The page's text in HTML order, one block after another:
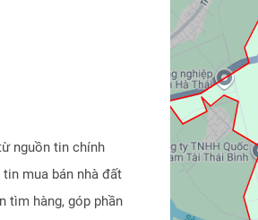
nguồn tin chính
mua bán nhà đất
tìm hàng, góp phần